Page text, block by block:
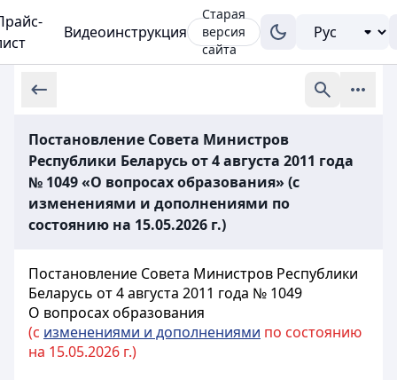
Видеоинструкция
Старая
версия
сайта
Постановление Совета Министров
Республики Беларусь от 4 августа 2011 года
№ 1049 «О вопросах образования» (с
изменениями и дополнениями по
состоянию на 15.05.2026 г.)
Постановление Совета Министров Республики
Беларусь от 4 августа 2011 года № 1049
О вопросах образования
(с изменениями и дополнениями по состоянию
на 15.05.2026 г.)